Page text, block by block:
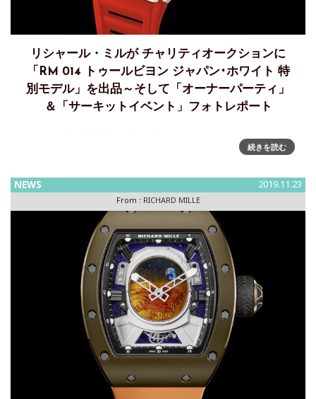
リシャール・ミルが チャリティオークションに
「RM 014 トゥールビヨン ジャパン･ホワイト 特
別モデル」を出品～そして「オーナーパーティ」
＆「サーキットイベント」フォトレポート
ジャパンのチャリティ活動。その後、2016年の熊本地震や、
ーションへの寄付など、その活動対象は世界的にも広がり、
さらなるチャリティー
続きを読む
NEWS 2019.11.23
From : RICHARD MILLE